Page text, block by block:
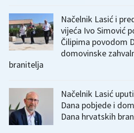
Načelnik Lasić i
vijeća Ivo Simović
Čilipima povodom
domovinske
branitelja
Načelnik Lasić
Dana pobjede i
Dana hrvatskih